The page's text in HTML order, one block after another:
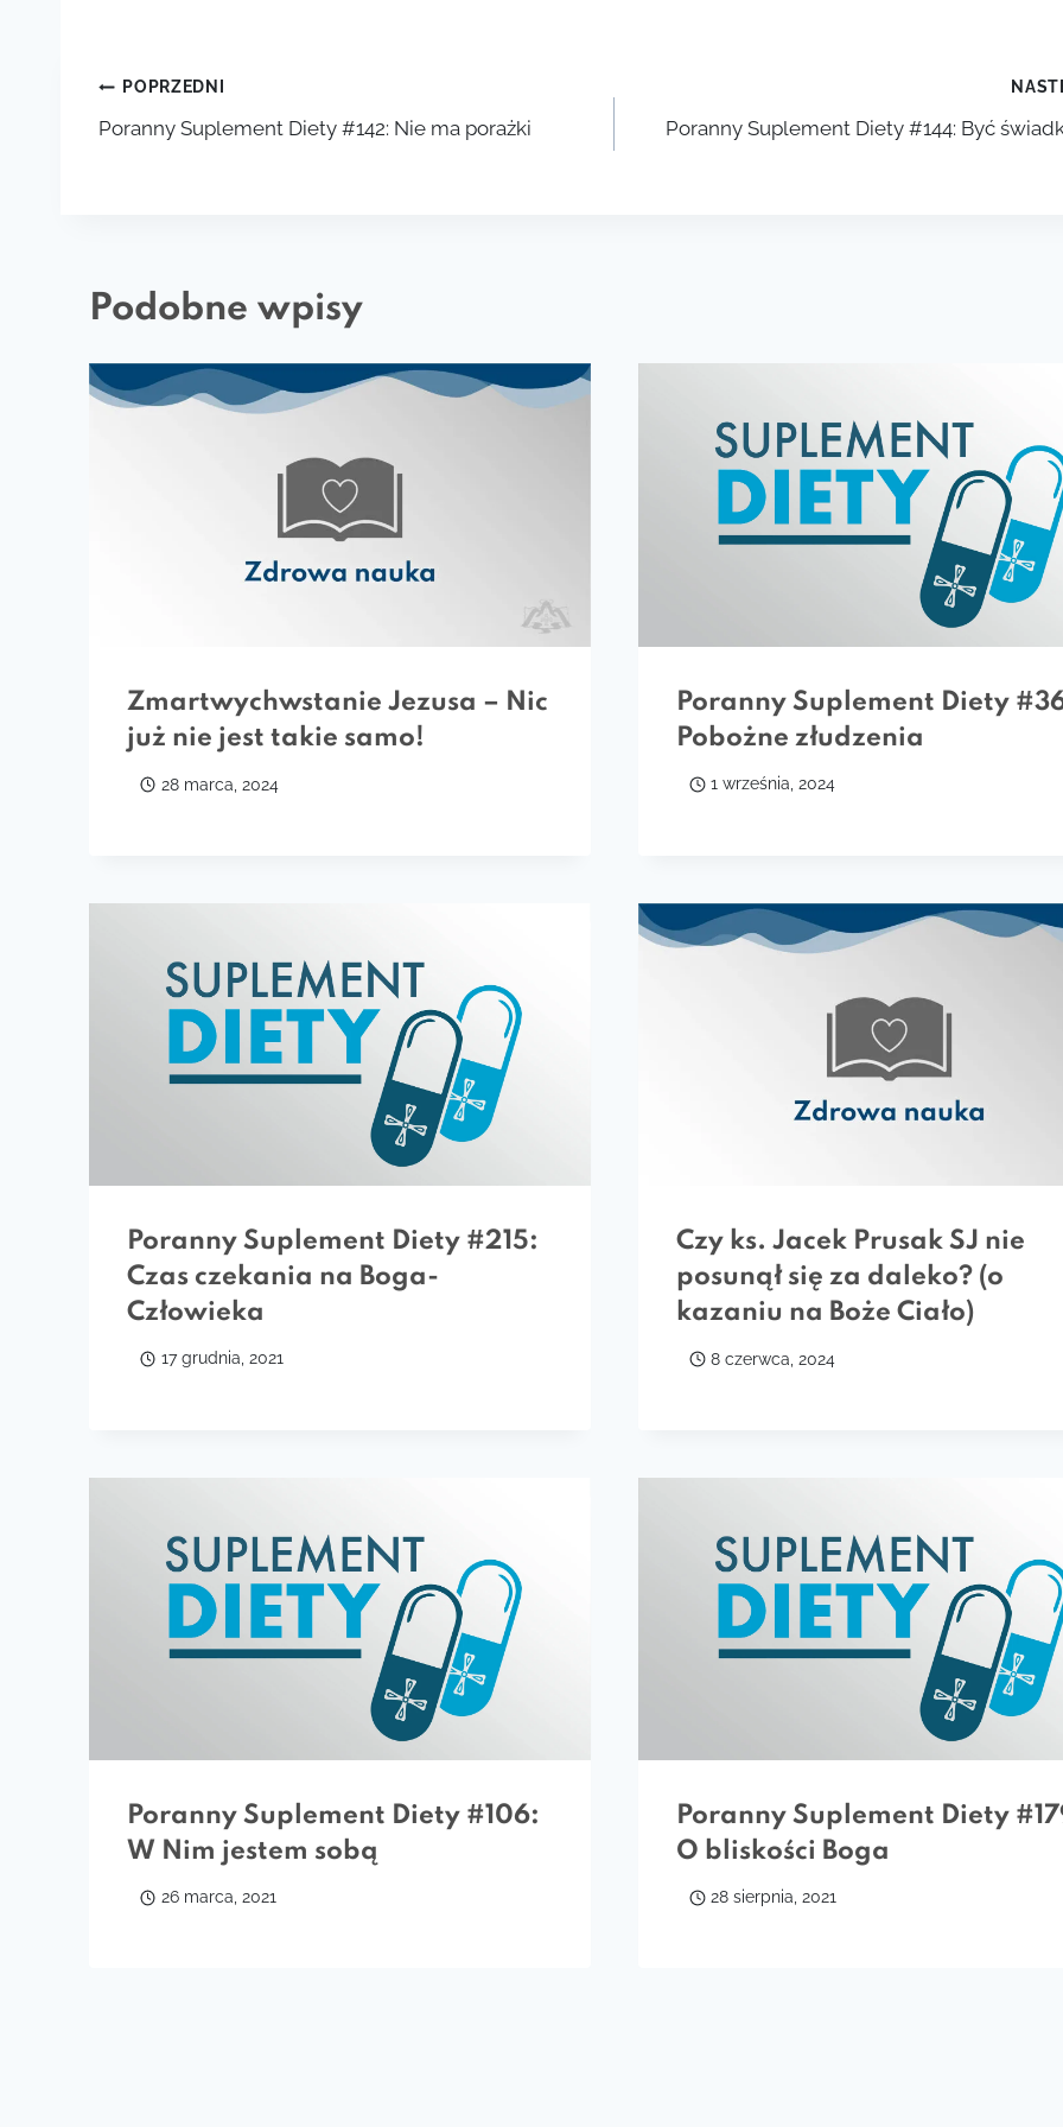
Nawigacja
wpisu
POPRZEDNI
Poranny Suplement Diety #142: Nie ma porażki Poranny Suplement Diety #144: Być
Podobne wpisy
Zmartwychwstanie Jezusa – Nic
już nie jest takie samo!
28 marca, 2024
Poranny Suplement Diety
Pobożne złudzenia
1 września, 2024
Poranny Suplement Diety #215:
Czas czekania na Boga-
Człowieka
17 grudnia, 2021
Czy ks. Jacek Prusak SJ nie
posunął się za daleko? (o
kazaniu na Boże Ciało)
8 czerwca, 2024
Poranny Suplement Diety #106:
W Nim jestem sobą
26 marca, 2021
Poranny Suplement Diety
O bliskości Boga
28 sierpnia, 2021